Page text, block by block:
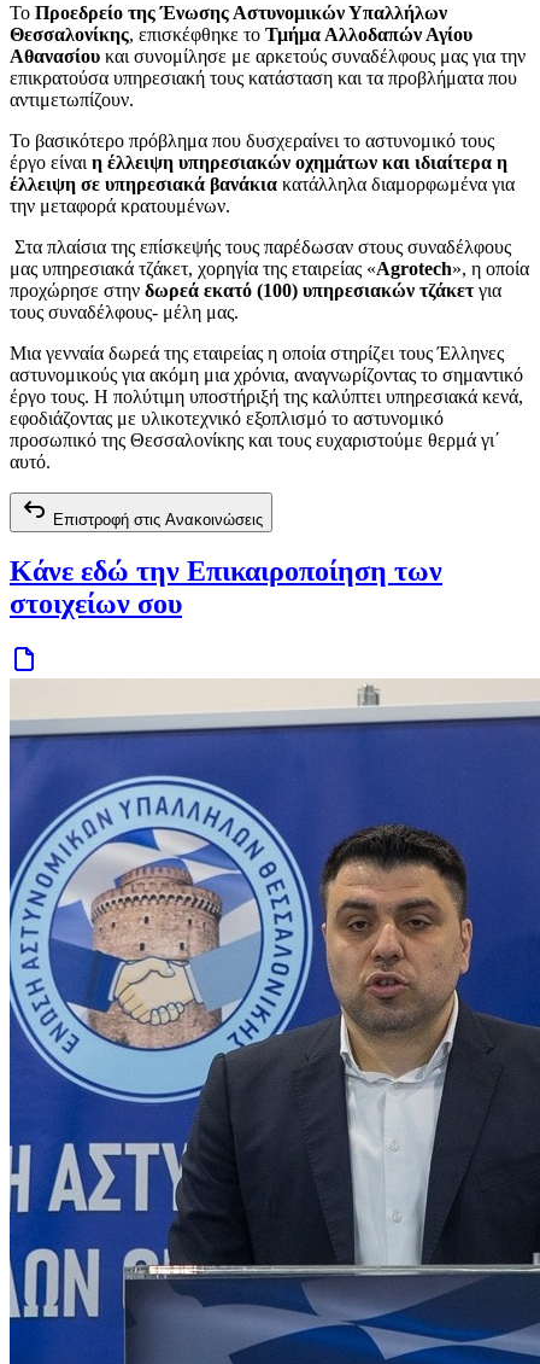
Το Προεδρείο της Ένωσης Αστυνομικών Υπαλλήλων
Θεσσαλονίκης, επισκέφθηκε το Τμήμα Αλλοδαπών Αγίου
Αθανασίου και συνομίλησε με αρκετούς συναδέλφους μας για την
επικρατούσα υπηρεσιακή τους κατάσταση και τα προβλήματα που
αντιμετωπίζουν.
Το βασικότερο πρόβλημα που δυσχεραίνει το αστυνομικό τους
έργο είναι η έλλειψη υπηρεσιακών οχημάτων και ιδιαίτερα η
έλλειψη σε υπηρεσιακά βανάκια κατάλληλα διαμορφωμένα για
την μεταφορά κρατουμένων.
Στα πλαίσια της επίσκεψής τους παρέδωσαν στους συναδέλφους
μας υπηρεσιακά τζάκετ, χορηγία της εταιρείας «Agrotech», η οποία
προχώρησε στην δωρεά εκατό (100) υπηρεσιακών τζάκετγια
τους συναδέλφους- μέλη μας.
Μια γενναία δωρεά της εταιρείας η οποία στηρίζει τους Έλληνες
αστυνομικούς για ακόμη μια χρόνια, αναγνωρίζοντας το σημαντικό
έργο τους. Η πολύτιμη υποστήριξή της καλύπτει υπηρεσιακά κενά,
εφοδιάζοντας με υλικοτεχνικό εξοπλισμό το αστυνομικό
προσωπικό της Θεσσαλονίκης και τους ευχαριστούμε θερμά γι΄
αυτό.
Επιστροφή στις Ανακοινώσεις
Κάνε εδώ την Επικαιροποίηση των
στοιχείων σου